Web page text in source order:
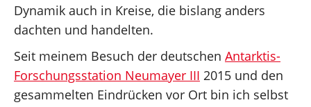
Dynamik auch in Kreise, die bislang anders
dachten und handelten.
Seit meinem Besuch der deutschen Antarktis-
Forschungsstation Neumayer III 2015 und den
gesammelten Eindrücken vor Ort bin ich selbst